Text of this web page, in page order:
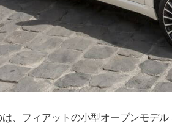
、フィアットの小型オープンモデ